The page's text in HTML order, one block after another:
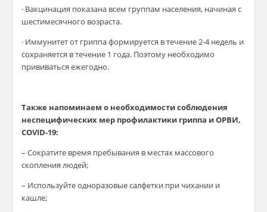
· Вакцинация показана всем группам населения, начиная с
шестимесячного возраста.
· Иммунитет от гриппа формируется в течение 2-4 недель и
сохраняется в течение 1 года. Поэтому необходимо
прививаться ежегодно.
Также напоминаем о необходимости соблюдения
неспецифических мер профилактики гриппа и ОРВИ,
COVID-19:
– Сократите время пребывания в местах массового
скопления людей;
– Используйте одноразовые салфетки при чихании и
кашле;